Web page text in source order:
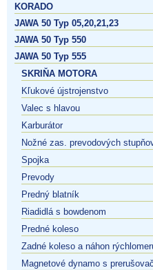
KORADO
JAWA 50 Typ 05,20,21,23
JAWA 50 Typ 550
JAWA 50 Typ 555
SKRIŇA MOTORA
Kľukové újstrojenstvo
Valec s hlavou
Karburátor
Nožné zas. prevodových
Spojka
Prevody
Predný blatník
Riadidlá s bowdenom
Predné koleso
Zadné koleso a náhon
Magnetové dynamo s